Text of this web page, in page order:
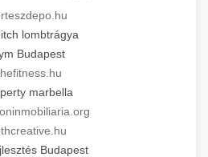
lombtrágya
Budapest
marbella
Budapest